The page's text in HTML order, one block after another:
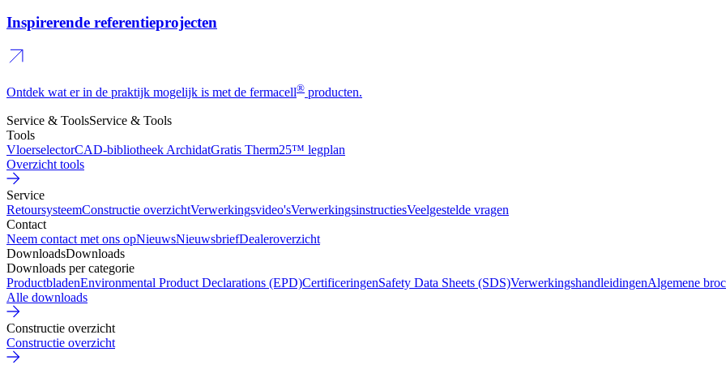
Inspirerende referentieprojecten
Ontdek wat er in de praktijk mogelijk is met de fermacell® producten.
Service & ToolsService & Tools
Tools
VloerselectorCAD-bibliotheek ArchidatGratis Therm25™ legplan
Overzicht tools
Service
RetoursysteemConstructie overzichtVerwerkingsvideo'sVerwerkingsinstructiesVeelgestelde vragen
Contact
Neem contact met ons opNieuwsNieuwsbriefDealeroverzicht
DownloadsDownloads
Downloads per categorie
ProductbladenEnvironmental Product Declarations (EPD)CertificeringenSafety Data Sheets (SDS)VerwerkingshandleidingenAlgemene
Alle downloads
Constructie overzicht
Constructie overzicht